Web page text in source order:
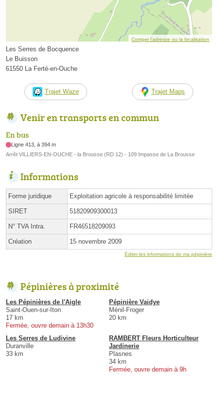
Corriger l’adresse ou la localisation
Les Serres de Bocquence
Le Buisson
61550 La Ferté-en-Ouche
Trajet Waze Trajet Maps
Venir en transports en commun
En bus
Ligne 413, à 394 m
Arrêt VILLIERS-EN-OUCHE - la Brousse (RD 12) - 109 Impasse de La Brousse
Informations
Forme juridique Exploitation agricole à responsabilité limitée
SIRET 51820909300013
N° TVA Intra. FR46518209093
Création 15 novembre 2009
Éditer les informations de ma pépinière
Pépinières à proximité
Les Pépinières de l'Aigle
Saint-Ouen-sur-Iton
17 km
Fermée, ouvre demain à 13h30
Pépinière Vaidye
Ménil-Froger
20 km
Les Serres de Ludivine
Duranville
33 km
RAMBERT Fleurs Horticulteur
Jardinerie
Plasnes
34 km
Fermée, ouvre demain à 9h